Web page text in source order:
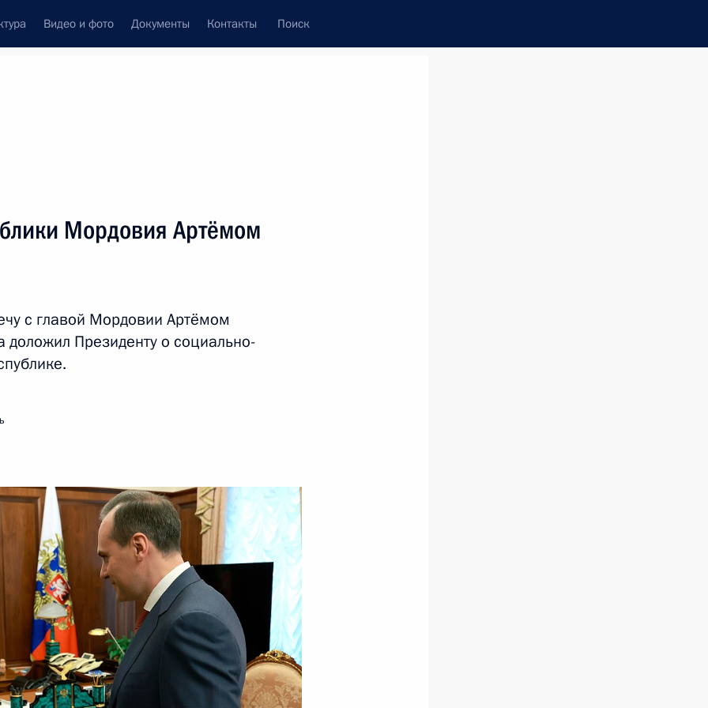
Видео и фото Документы Контакты Поиск
следующие материалы
Сергеем Чемезовым
по развитию
Мордовия Артёмом
с главой Мордовии Артёмом
Президенту о социально-